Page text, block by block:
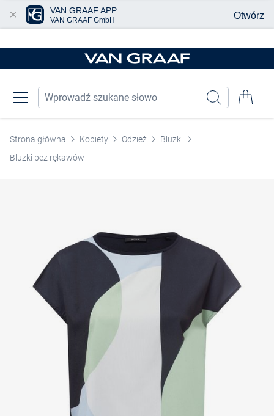
Strona główna Kobiety Odzież
Bluzki
Bluzki bez rękawów
VAN GRAAF APP
VAN GRAAF GmbH Otwórz